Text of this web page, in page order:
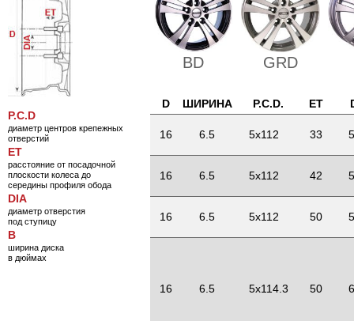
P.C.D
диаметр центров крепежных
отверстий
ET
расстояние от посадочной
плоскости колеса до
середины профиля обода
DIA
диаметр отверстия
под ступицу
B
ширина диска
в дюймах
BD GRD
D ШИРИНА P.C.D. ET
16 6.5 5x112 33
16 6.5 5x112 42
16 6.5 5x112 50
16 6.5 5x114.3 50